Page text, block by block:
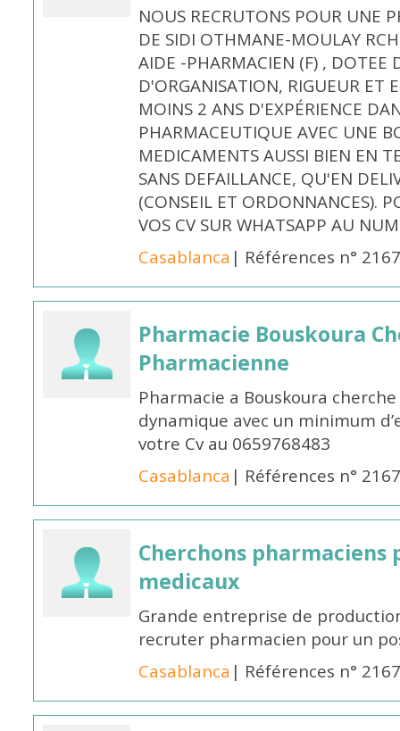
NOUS RECRUTONS POUR UNE
DE SIDI OTHMANE-MOULAY
AIDE -PHARMACIEN (F) , DOTEE
D'ORGANISATION, RIGUEUR ET
MOINS 2 ANS D'EXPÉRIENCE
PHARMACEUTIQUE AVEC UNE
MEDICAMENTS AUSSI BIEN EN
SANS DEFAILLANCE, QU'EN
(CONSEIL ET ORDONNANCES).
VOS CV SUR WHATSAPP AU
Casablanca | Références n°
Pharmacie Bouskoura
Pharmacienne
Pharmacie a Bouskoura
dynamique avec un minimum
votre Cv au 0659768483
Casablanca | Références n°
Cherchons
medicaux
Grande entreprise de
recruter pharmacien pour un
Casablanca | Références n°